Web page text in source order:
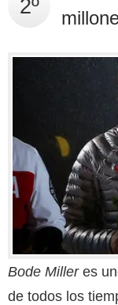
2º
Bode Milleres
de todos los